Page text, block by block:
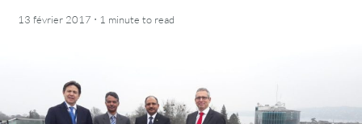
13 février 2017 · 1 minute to read